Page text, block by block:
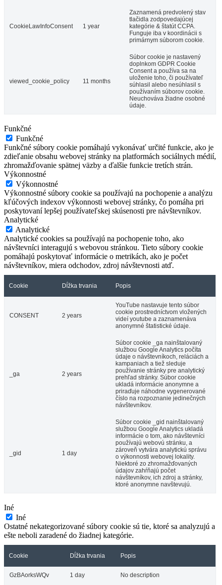
CookieLawInfoConsent 1 year
Zaznamená predvolený stav
tlačidla zodpovedajúcej
kategórie & štatút CCPA.
Funguje iba v koordinácii s
primárnym súborom cookie.
viewed_cookie_policy 11 months
Súbor cookie je nastavený
doplnkom GDPR Cookie
Consent a používa sa na
uloženie toho, či používateľ
súhlasil alebo nesúhlasil s
používaním súborov cookie.
Neuchováva žiadne osobné
údaje.
Funkčné
Funkčné
Funkčné súbory cookie pomáhajú vykonávať určité funkcie, ako je
zdieľanie obsahu webovej stránky na platformách sociálnych médií,
zhromažďovanie spätnej väzby a ďalšie funkcie tretích strán.
Výkonnostné
Výkonnostné
Výkonnostné súbory cookie sa používajú na pochopenie a analýzu
kľúčových indexov výkonnosti webovej stránky, čo pomáha pri
poskytovaní lepšej používateľskej skúsenosti pre návštevníkov.
Analytické
Analytické
Analytické cookies sa používajú na pochopenie toho, ako
návštevníci interagujú s webovou stránkou. Tieto súbory cookie
pomáhajú poskytovať informácie o metrikách, ako je počet
návštevníkov, miera odchodov, zdroj návštevnosti atď.
Cookie Dĺžka trvania Popis
CONSENT 2 years
YouTube nastavuje tento súbor
cookie prostredníctvom vložených
videí youtube a zaznamenáva
anonymné štatistické údaje.
_ga 2 years
Súbor cookie _ga nainštalovaný
službou Google Analytics počíta
údaje o návštevníkoch, reláciách a
kampaniach a tiež sleduje
používanie stránky pre analytický
prehľad stránky. Súbor cookie
ukladá informácie anonymne a
priraďuje náhodne vygenerované
číslo na rozpoznanie jedinečných
návštevníkov.
_gid 1 day
Súbor cookie _gid nainštalovaný
službou Google Analytics ukladá
informácie o tom, ako návštevníci
používajú webovú stránku, a
zároveň vytvára analytickú správu
o výkonnosti webovej lokality.
Niektoré zo zhromažďovaných
údajov zahŕňajú počet
návštevníkov, ich zdroj a stránky,
ktoré anonymne navštevujú.
Iné
Iné
Ostatné nekategorizované súbory cookie sú tie, ktoré sa analyzujú a
ešte neboli zaradené do žiadnej kategórie.
Cookie Dĺžka trvania Popis
GzBAorksWQv 1 day No description